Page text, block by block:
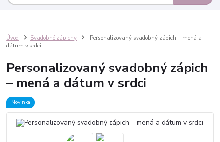
Úvod Svadobné zápichy
Personalizovaný svadobný zápich – mená a
dátum v srdci
Personalizovaný svadobný zápich
– mená a dátum v srdci
Novinka